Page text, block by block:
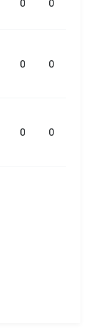
0 0
0 0
0 0